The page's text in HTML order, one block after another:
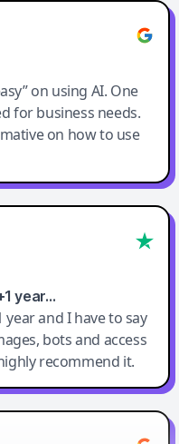
on using AI. One
for business needs.
on how to use
year…
and I have to say
bots and access
recommend it.